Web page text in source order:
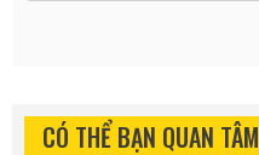
CÓ THỂ BẠN QUAN TÂM